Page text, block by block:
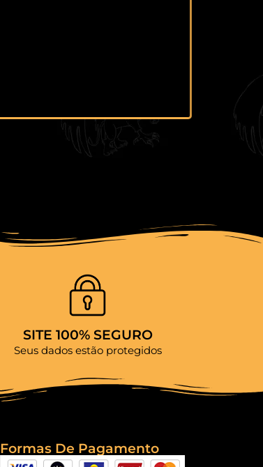
SITE 100% SEGURO
Seus dados estão protegidos
Formas De Pagamento